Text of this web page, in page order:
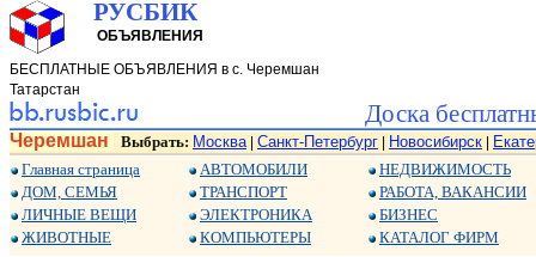
РУСБИК
ОБЪЯВЛЕНИЯ
БЕСПЛАТНЫЕ ОБЪЯВЛЕНИЯ в с. Черемшан
Татарстан
Доска
Черемшан Выбрать: Москва| Санкт-Петербург Новосибирск
Главная страница
ДОМ, СЕМЬЯ
ЛИЧНЫЕ ВЕЩИ
ЖИВОТНЫЕ
АВТОМОБИЛИ
ТРАНСПОРТ
ЭЛЕКТРОНИКА
КОМПЬЮТЕРЫ
НЕДВИЖИМОСТЬ
РАБОТА, ВАКАНСИИ
БИЗНЕС
КАТАЛОГ ФИРМ